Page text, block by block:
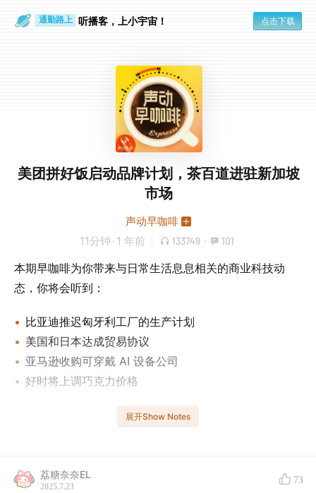
通勤路上 听播客，上小宇宙！ 点击下载
美团拼好饭启动品牌计划，茶百道进驻新加坡
市场
声动早咖啡
11分钟 · 1 年前 133749 · 101
本期早咖啡为你带来与日常生活息息相关的商业科技动
态，你将会听到：
比亚迪推迟匈牙利工厂的生产计划
美国和日本达成贸易协议
亚马逊收购可穿戴 AI 设备公司
好时将上调巧克力价格
本期还有关于美团、茶百道、通用汽车、特斯拉和可口可
二次元嘉年华。
展开Show Notes
荔糖奈奈EL
2025.7.23
73